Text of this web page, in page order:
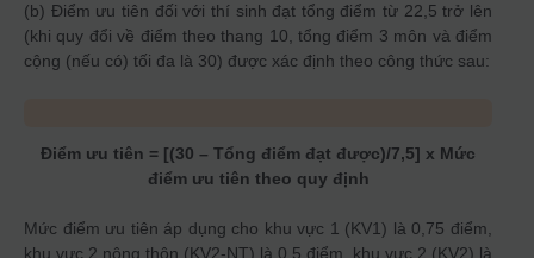
(b) Điểm ưu tiên đối với thí sinh đạt tổng điểm từ 22,5 trở lên
(khi quy đổi về điểm theo thang 10, tổng điểm 3 môn và điểm
cộng (nếu có) tối đa là 30) được xác định theo công thức sau:
Điểm ưu tiên = [(30 – Tổng điểm đạt được)/7,5] x Mức
điểm ưu tiên theo quy định
Mức điểm ưu tiên áp dụng cho khu vực 1 (KV1) là 0,75 điểm,
khu vực 2 nông thôn (KV2-NT) là 0,5 điểm, khu vực 2 (KV2) là